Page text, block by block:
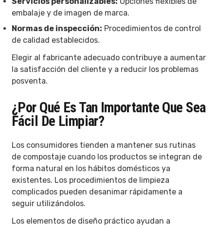
embalaje y de imagen de marca.
Normas de inspección: Procedimientos de control
de calidad establecidos.
Elegir al fabricante adecuado contribuye a aumentar
la satisfacción del cliente y a reducir los problemas
posventa.
¿Por Qué Es Tan Importante Que Sea
Fácil De Limpiar?
Los consumidores tienden a mantener sus rutinas
de compostaje cuando los productos se integran de
forma natural en los hábitos domésticos ya
existentes. Los procedimientos de limpieza
complicados pueden desanimar rápidamente a
seguir utilizándolos.
Los elementos de diseño práctico ayudan a